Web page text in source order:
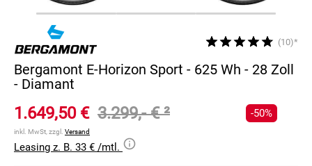
(10)*
Bergamont E-Horizon Sport - 625 Wh - 28 Zoll
- Diamant
1.649,50 € 3.299,- €²
inkl. MwSt, zzgl. Versand
-50%
Leasing z. B. 33 € /mtl.